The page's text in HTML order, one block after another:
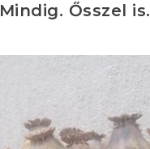
Ősszel is.